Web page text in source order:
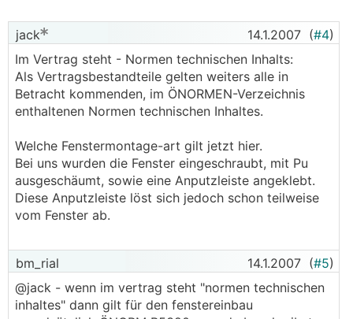
jack 14.1.2007 (#4)
Im Vertrag steht - Normen technischen Inhalts:
Als Vertragsbestandteile gelten weiters alle in
Betracht kommenden, im ÖNORMEN-Verzeichnis
enthaltenen Normen technischen Inhaltes.
Welche Fenstermontage-art gilt jetzt hier.
Bei uns wurden die Fenster eingeschraubt, mit Pu
ausgeschäumt, sowie eine Anputzleiste angeklebt.
Diese Anputzleiste löst sich jedoch schon teilweise
vom Fenster ab.
bm_rial 14.1.2007 (#5)
@jack - wenn im vertrag steht "normen technischen
inhaltes" dann gilt für den fenstereinbau